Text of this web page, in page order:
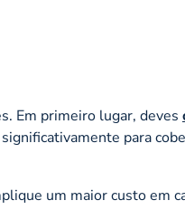
Em primeiro lugar, deves
para
um maior custo em